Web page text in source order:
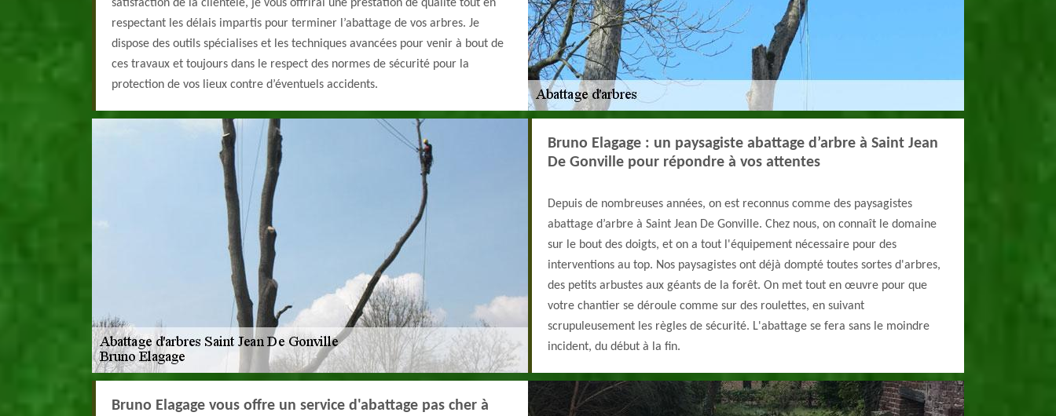
satisfaction de la clientèle, je vous offrirai une prestation de qualité tout en
respectant les délais impartis pour terminer l’abattage de vos arbres. Je
dispose des outils spécialises et les techniques avancées pour venir à bout de
ces travaux et toujours dans le respect des normes de sécurité pour la
protection de vos lieux contre d’éventuels accidents.
Bruno Elagage : un paysagiste abattage d’arbre à Saint Jean
De Gonville pour répondre à vos attentes
Depuis de nombreuses années, on est reconnus comme des paysagistes
abattage d’arbre à Saint Jean De Gonville. Chez nous, on connaît le domaine
sur le bout des doigts, et on a tout l'équipement nécessaire pour des
interventions au top. Nos paysagistes ont déjà dompté toutes sortes d'arbres,
des petits arbustes aux géants de la forêt. On met tout en œuvre pour que
votre chantier se déroule comme sur des roulettes, en suivant
scrupuleusement les règles de sécurité. L'abattage se fera sans le moindre
incident, du début à la fin.
Bruno Elagage vous offre un service d'abattage pas cher à